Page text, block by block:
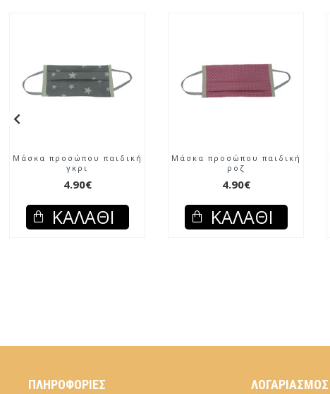
Μάσκα προσώπου παιδική
γκρι
4.90€
ΚΑΛΆΘΙ
Μάσκα προσώπου παιδική
ροζ
4.90€
ΚΑΛΆΘΙ
ΠΛΗΡΟΦΟΡΊΕΣ ΛΟΓΑΡΙΑΣΜΌΣ